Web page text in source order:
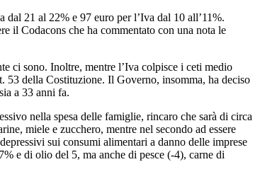
dal 21 al 22% e 97 euro per l’Iva dal 10 all’11%.
il Codacons che ha commentato con una nota le
ci sono. Inoltre, mentre l’Iva colpisce i ceti medio
53 della Costituzione. Il Governo, insomma, ha deciso
a 33 anni fa.
nella spesa delle famiglie, rincaro che sarà di circa
miele e zucchero, mentre nel secondo ad essere
sui consumi alimentari a danno delle imprese
e di olio del 5, ma anche di pesce (-4), carne di